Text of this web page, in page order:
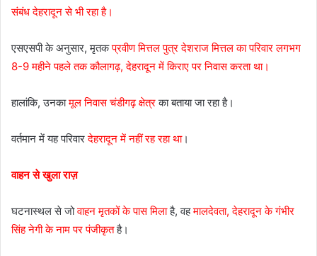
संबंध देहरादून से भी रहा है।
एसएसपी के अनुसार, मृतकप्रवीण मित्तल पुत्र देशराज मित्तल का परिवार लगभग
8-9 महीने पहले तक कौलागढ़, देहरादून में किराए पर निवास करता था।
हालांकि, उनकामूल निवास चंडीगढ़ क्षेत्रका बताया जा रहा है।
वर्तमान में यह परिवारदेहरादून में नहीं रह रहा था।
वाहन से खुला राज़
घटनास्थल से जोवाहन मृतकों के पास मिलाहै, वहमालदेवता, देहरादून के गंभीर
सिंह नेगी के नाम पर पंजीकृतहै।